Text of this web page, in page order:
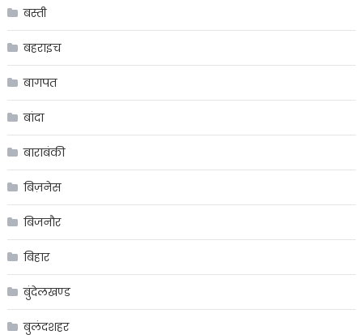
बस्ती
बहराइच
बागपत
बांदा
बाराबंकी
बिज़नेस
बिजनौर
बिहार
बुंदेलखण्ड
बुलंदशहर